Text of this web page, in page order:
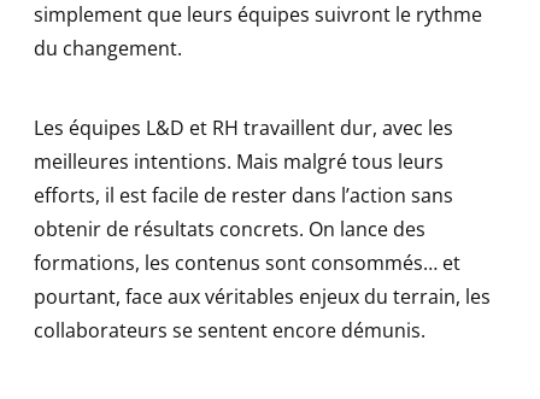
simplement que leurs équipes suivront le rythme
du changement.
Les équipes L&D et RH travaillent dur, avec les
meilleures intentions. Mais malgré tous leurs
efforts, il est facile de rester dans l’action sans
obtenir de résultats concrets. On lance des
formations, les contenus sont consommés… et
pourtant, face aux véritables enjeux du terrain, les
collaborateurs se sentent encore démunis.